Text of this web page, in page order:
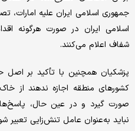
جمهوری اسلامی ایران علیه
اسلامی ایران در صورت هرگونه
شفاف اعلام می‌کنند.
پزشکیان همچنین با تأکید بر اصل
کشورهای منطقه اجازه ندهند از
صورت گیرد و در عین حال،
نباید به‌عنوان عامل تنش‌زایی تعبیر